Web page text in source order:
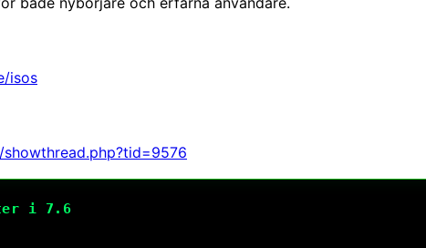
isos
i 7.6